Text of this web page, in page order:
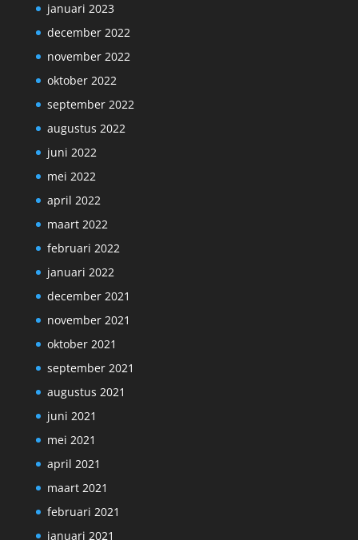
januari 2023
december 2022
november 2022
oktober 2022
september 2022
augustus 2022
juni 2022
mei 2022
april 2022
maart 2022
februari 2022
januari 2022
december 2021
november 2021
oktober 2021
september 2021
augustus 2021
juni 2021
mei 2021
april 2021
maart 2021
februari 2021
januari 2021